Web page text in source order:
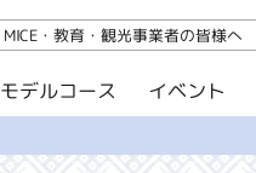
モデルコース イベント
MICE・教育・観光事業者の皆様へ